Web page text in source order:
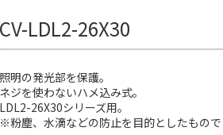
CV-LDL2-26X30
照明の発光部を保護。
ネジを使わないハメ込み式。
LDL2-26X30シリーズ用。
※粉塵、水滴などの防止を目的としたもの